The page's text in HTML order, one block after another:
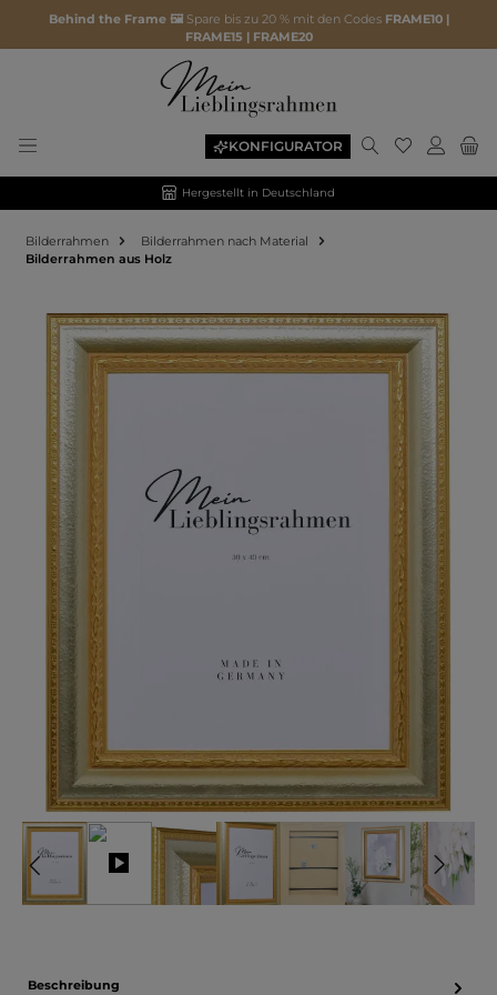
Behind the Frame 🖼️ Spare bis zu 20 % mit den Codes FRAME10 |
FRAME15 | FRAME20
KONFIGURATOR
Hergestellt in Deutschland
Bilderrahmen
Bilderrahmen nach Material
Bilderrahmen aus Holz
Bildergalerie überspringen
Beschreibung